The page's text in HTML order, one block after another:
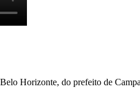
Horizonte, do prefeito de